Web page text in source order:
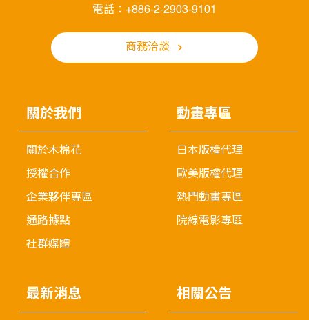
電話：+886-2-2903-9101
商務洽談
關於我們
關於木棉花
授權合作
企業夥伴專區
通路據點
社群媒體
動畫專區
日本版權代理
歐美版權代理
熱門動畫專區
院線電影專區
最新消息 相關公告